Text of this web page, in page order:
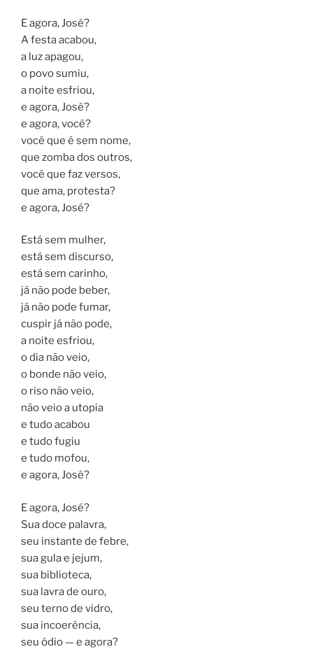
E agora, José?
A festa acabou,
a luz apagou,
o povo sumiu,
a noite esfriou,
e agora, José?
e agora, você?
você que é sem nome,
que zomba dos outros,
você que faz versos,
que ama, protesta?
e agora, José?
Está sem mulher,
está sem discurso,
está sem carinho,
já não pode beber,
já não pode fumar,
cuspir já não pode,
a noite esfriou,
o dia não veio,
o bonde não veio,
o riso não veio,
não veio a utopia
e tudo acabou
e tudo fugiu
e tudo mofou,
e agora, José?
E agora, José?
Sua doce palavra,
seu instante de febre,
sua gula e jejum,
sua biblioteca,
sua lavra de ouro,
seu terno de vidro,
sua incoerência,
seu ódio — e agora?